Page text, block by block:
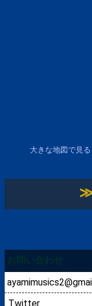
大きな地図で見る
お問い合わせ
Twitter